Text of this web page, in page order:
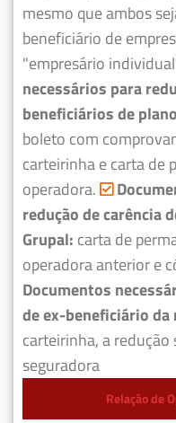
mesmo que ambos
beneficiário de
"empresário
necessários para
beneficiários de
boleto com
carteirinha e carta de
operadora.
redução de carência
Grupal: carta de
operadora anterior e
Documentos
de ex-beneficiário da
carteirinha, a redução
seguradora
Relação de